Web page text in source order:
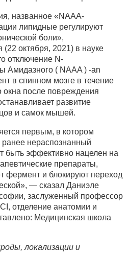
названное «NAAA-
липидные регулируют
боли»,
(22 октября, 2021) в науке
отключение N-
Амидазного ( NAAA ) -an
в спинном мозге в течение
окна после повреждения
развитие
и самок мышей.
первым, в котором
ранее нераспознанный
быть эффективно нацелен на
препараты,
фермент и блокируют переход
— сказал Даниэле
заслуженный профессор
отделение анатомии и
Медицинская школа
локализации и